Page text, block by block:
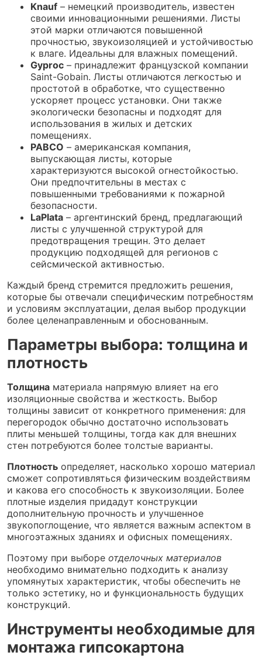
Knauf – немецкий производитель, известен
своими инновационными решениями. Листы
этой марки отличаются повышенной
прочностью, звукоизоляцией и устойчивостью
к влаге. Идеальны для влажных помещений.
Gyproc – принадлежит французской компании
Saint-Gobain. Листы отличаются легкостью и
простотой в обработке, что существенно
ускоряет процесс установки. Они также
экологически безопасны и подходят для
использования в жилых и детских
помещениях.
PABCO – американская компания,
выпускающая листы, которые
характеризуются высокой огнестойкостью.
Они предпочтительны в местах с
повышенными требованиями к пожарной
безопасности.
LaPlata – аргентинский бренд, предлагающий
листы с улучшенной структурой для
предотвращения трещин. Это делает
продукцию подходящей для регионов с
сейсмической активностью.
Каждый бренд стремится предложить решения,
которые бы отвечали специфическим потребностям
и условиям эксплуатации, делая выбор продукции
более целенаправленным и обоснованным.
Параметры выбора: толщина и
плотность
Толщина материала напрямую влияет на его
изоляционные свойства и жесткость. Выбор
толщины зависит от конкретного применения: для
перегородок обычно достаточно использовать
плиты меньшей толщины, тогда как для внешних
стен потребуются более толстые варианты.
Плотность определяет, насколько хорошо материал
сможет сопротивляться физическим воздействиям
и какова его способность к звукоизоляции. Более
плотные изделия придадут конструкции
дополнительную прочность и улучшенное
звукопоглощение, что является важным аспектом в
многоэтажных зданиях и офисных помещениях.
Поэтому при выборе отделочных материалов
необходимо внимательно подходить к анализу
упомянутых характеристик, чтобы обеспечить не
только эстетику, но и функциональность будущих
конструкций.
Инструменты необходимые для
монтажа гипсокартона